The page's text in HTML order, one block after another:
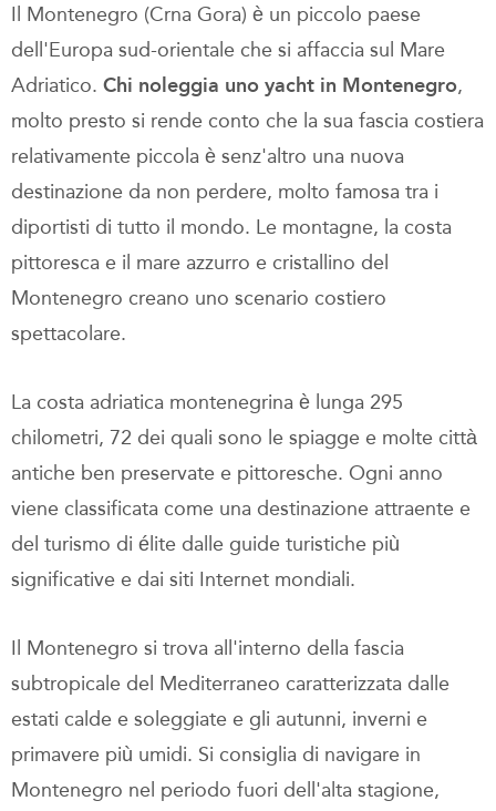
Il Montenegro (Crna Gora) è un piccolo paese
dell'Europa sud-orientale che si affaccia sul Mare
Adriatico. Chi noleggia uno yacht in Montenegro,
molto presto si rende conto che la sua fascia costiera
relativamente piccola è senz'altro una nuova
destinazione da non perdere, molto famosa tra i
diportisti di tutto il mondo. Le montagne, la costa
pittoresca e il mare azzurro e cristallino del
Montenegro creano uno scenario costiero
spettacolare.
La costa adriatica montenegrina è lunga 295
chilometri, 72 dei quali sono le spiagge e molte città
antiche ben preservate e pittoresche. Ogni anno
viene classificata come una destinazione attraente e
del turismo di élite dalle guide turistiche più
significative e dai siti Internet mondiali.
Il Montenegro si trova all'interno della fascia
subtropicale del Mediterraneo caratterizzata dalle
estati calde e soleggiate e gli autunni, inverni e
primavere più umidi. Si consiglia di navigare in
Montenegro nel periodo fuori dell'alta stagione,